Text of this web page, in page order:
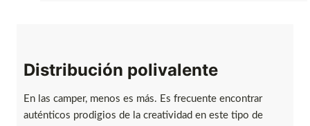
Distribución polivalente
En las camper, menos es más. Es frecuente encontrar
auténticos prodigios de la creatividad en este tipo de